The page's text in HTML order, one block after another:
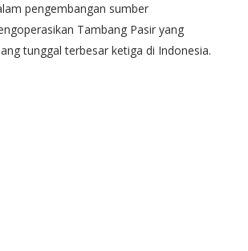
pengembangan sumber
Tambang Pasir yang
tunggal terbesar ketiga di Indonesia.